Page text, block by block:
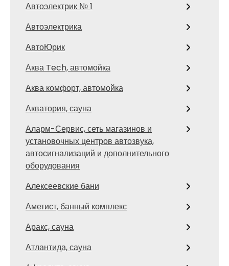
Автоэлектрик № 1
Автоэлектрика
АвтоЮрик
Аква Tech, автомойка
Аква комфорт, автомойка
Акватория, сауна
Аларм-Сервис, сеть магазинов и
установочных центров автозвука,
автосигнализаций и дополнительного
оборудования
Алексеевские бани
Аметист, банный комплекс
Аракс, сауна
Атлантида, сауна